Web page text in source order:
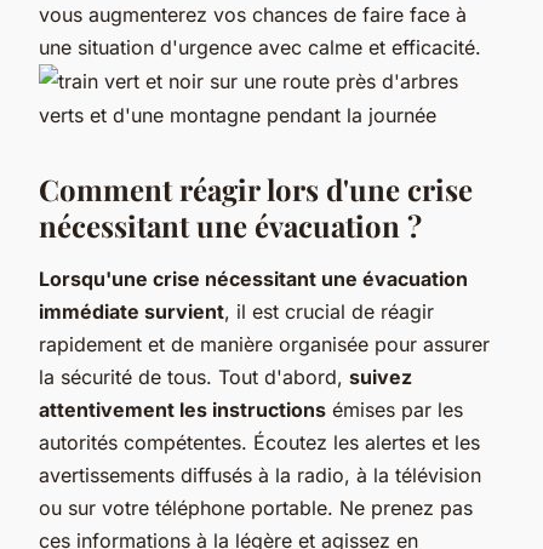
vous augmenterez vos chances de faire face à
une situation d'urgence avec calme et efficacité.
Comment réagir lors d'une crise
nécessitant une évacuation ?
Lorsqu'une crise nécessitant une évacuation
immédiate survient, il est crucial de réagir
rapidement et de manière organisée pour assurer
la sécurité de tous. Tout d'abord, suivez
attentivement les instructions émises par les
autorités compétentes. Écoutez les alertes et les
avertissements diffusés à la radio, à la télévision
ou sur votre téléphone portable. Ne prenez pas
ces informations à la légère et agissez en